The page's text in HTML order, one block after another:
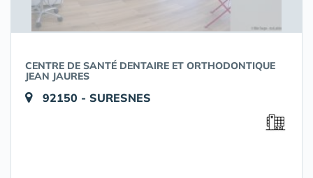
CENTRE DE SANTÉ DENTAIRE ET ORTHODONTIQUE
JEAN JAURES
92150 - SURESNES